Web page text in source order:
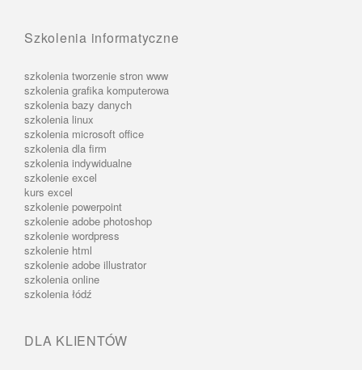
Szkolenia informatyczne
szkolenia tworzenie stron www
szkolenia grafika komputerowa
szkolenia bazy danych
szkolenia linux
szkolenia microsoft office
szkolenia dla firm
szkolenia indywidualne
szkolenie excel
kurs excel
szkolenie powerpoint
szkolenie adobe photoshop
szkolenie wordpress
szkolenie html
szkolenie adobe illustrator
szkolenia online
szkolenia łódź
DLA KLIENTÓW